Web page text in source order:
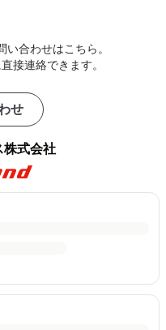
合わせはこちら。
接連絡できます。
せ
株式会社